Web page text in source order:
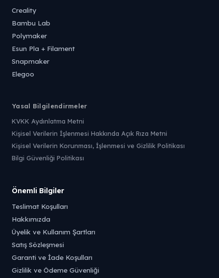
Creality
Bambu Lab
Polymaker
Esun Pla + Filament
Snapmaker
Elegoo
Yasal Bilgilendirmeler
KVKK Aydınlatma Metni
Kişisel Verilerin İşlenmesi Hakkında Açık Rıza Metni
Kişisel Verilerin Korunması, İşlenmesi ve Gizlilik Politikası
Bilgi Güvenliği Politikası
Önemli Bilgiler
Teslimat Koşulları
Hakkımızda
Üyelik ve Kullanım Şartları
Satış Sözleşmesi
Garanti ve İade Koşulları
Gizlilik ve Ödeme Güvenliği